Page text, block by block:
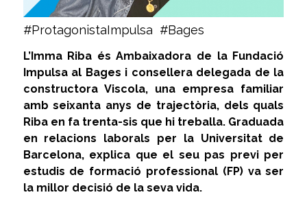
#ProtagonistaImpulsa #Bages
L’Imma Riba és Ambaixadora de la Fundació
Impulsa al Bages i consellera delegada de la
constructora Viscola, una empresa familiar
amb seixanta anys de trajectòria, dels quals
Riba en fa trenta-sis que hi treballa. Graduada
en relacions laborals per la Universitat de
Barcelona, explica que el seu pas previ per
estudis de formació professional (FP) va ser
la millor decisió de la seva vida.